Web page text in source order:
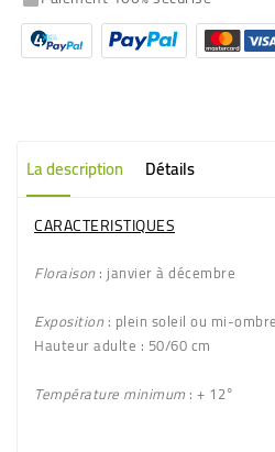
La description Détails
CARACTERISTIQUES
Floraison: janvier à décembre
Exposition: plein soleil ou mi-ombre
Hauteur adulte : 50/60 cm
Température minimum : + 12°